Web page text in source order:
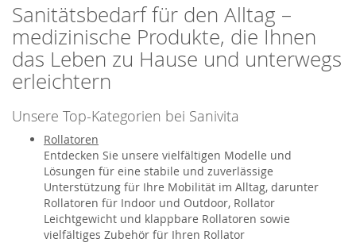
Sanitätsbedarf für den Alltag –
medizinische Produkte, die Ihnen
das Leben zu Hause und unterwegs
erleichtern
Unsere Top-Kategorien bei Sanivita
Rollatoren
Entdecken Sie unsere vielfältigen Modelle und
Lösungen für eine stabile und zuverlässige
Unterstützung für Ihre Mobilität im Alltag, darunter
Rollatoren für Indoor und Outdoor, Rollator
Leichtgewicht und klappbare Rollatoren sowie
vielfältiges Zubehör für Ihren Rollator